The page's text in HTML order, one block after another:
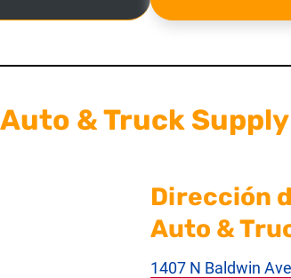
& Truck Supply
Dirección
Auto &
1407 N Baldwin